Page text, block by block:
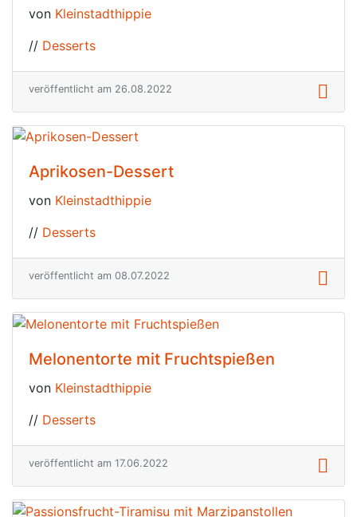
von Kleinstadthippie
// Desserts
veröffentlicht am 26.08.2022
Aprikosen-Dessert
von Kleinstadthippie
// Desserts
veröffentlicht am 08.07.2022
Melonentorte mit Fruchtspießen
von Kleinstadthippie
// Desserts
veröffentlicht am 17.06.2022